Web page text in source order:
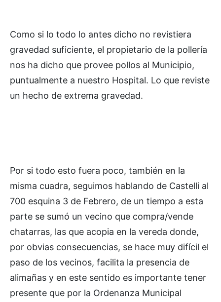
Como si lo todo lo antes dicho no revistiera
gravedad suficiente, el propietario de la pollería
nos ha dicho que provee pollos al Municipio,
puntualmente a nuestro Hospital. Lo que reviste
un hecho de extrema gravedad.
Por si todo esto fuera poco, también en la
misma cuadra, seguimos hablando de Castelli al
700 esquina 3 de Febrero, de un tiempo a esta
parte se sumó un vecino que compra/vende
chatarras, las que acopia en la vereda donde,
por obvias consecuencias, se hace muy difícil el
paso de los vecinos, facilita la presencia de
alimañas y en este sentido es importante tener
presente que por la Ordenanza Municipal